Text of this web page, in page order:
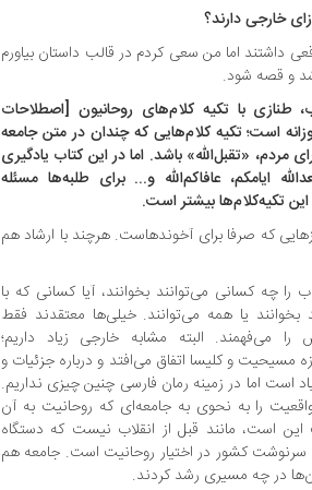
خارجی دارند؟
داشتند اما من سعی کردم در قالب داستان بیاورم
و قصه شود.
با تکیه ‌کلام‌های روحانیون [اصطلاحات
است؛ تکیه کلام‌هایی که چندان در متن جامعه
«تقبل‌الله» باشد. اما در این کتاب یادگیری
ایامکم، عافاکم‌الله و... برای طلبه‌ها مسئله
تکیه‌کلام‌ها بیشتر است.
که صرفا برای آخوندهاست. هرچند با ارشاد هم
چه کسانی می‌توانند بخوانند، آیا کسانی که با
بخوانند یا همه می‌توانند. خیلی‌ها معتقدند فقط
می‌فهمند. البته مشابه خارجی زیاد داریم؛
مسیحیت و کلیسا اتفاق می‌افتد و درباره جزئیات و
است اما در زمینه رمان فارسی چنین ‌چیزی نداریم.
را به نحوی به جامعه‌ای که روحانیت به آن
است، مانند قبل از انقلاب نیست که دستگاه
سرنوشت کشور در اختیار روحانیت است. جامعه هم
در چه مسیری رشد کردند.